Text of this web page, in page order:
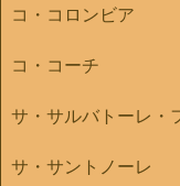
コ・コロンビア
コ・コーチ
サ・サルバトーレ・
サ・サントノーレ